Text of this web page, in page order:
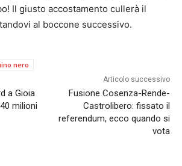
Il giusto accostamento cullerà il
al boccone successivo.
nero
a Gioia
milioni
Articolo successivo
Fusione Cosenza-Rende-
Castrolibero: fissato il
referendum, ecco quando si
vota